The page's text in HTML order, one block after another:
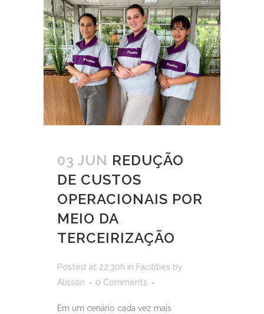
03 JUN REDUÇÃO
DE CUSTOS
OPERACIONAIS POR
MEIO DA
TERCEIRIZAÇÃO
Posted at 22:30h in Facilities by
Alisson
0 Comments
Em um cenário cada vez mais